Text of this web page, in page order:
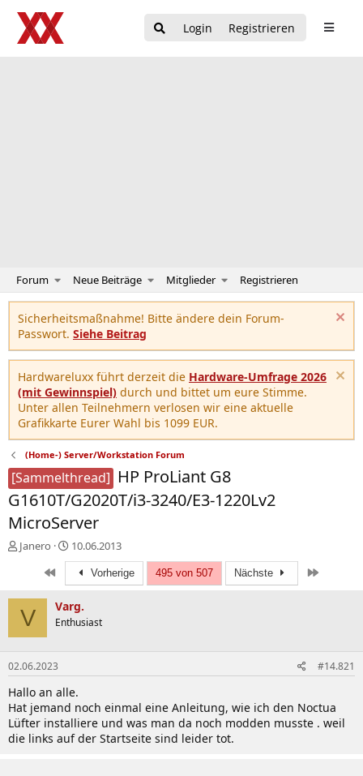
Login Registrieren
Forum Neue Beiträge Mitglieder Registrieren
Sicherheitsmaßnahme! Bitte ändere dein Forum-
Passwort. Siehe Beitrag
Hardwareluxx führt derzeit die Hardware-Umfrage 2026
(mit Gewinnspiel) durch und bittet um eure Stimme.
Unter allen Teilnehmern verlosen wir eine aktuelle
Grafikkarte Eurer Wahl bis 1099 EUR.
(Home-) Server/Workstation Forum
[Sammelthread] HP ProLiant G8
G1610T/G2020T/i3-3240/E3-1220Lv2
MicroServer
E
e
r
Janero
E
r
t
e
l
m
10.06.2013
Erste Vorherige 495 von 507 Nächste
V Varg.
Enthusiast
02.06.2023 #14.821
Hallo an alle.
Hat jemand noch einmal eine Anleitung, wie ich den Noctua
Lüfter installiere und was man da noch modden musste . weil
die links auf der Startseite sind leider tot.